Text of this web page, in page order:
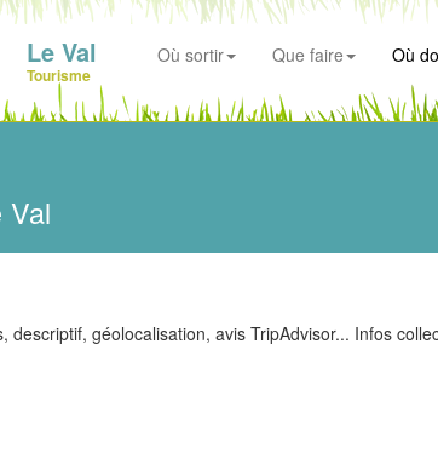
Le Val
Tourisme
Où sortir Que faire Où
Val
descriptif, géolocalisation, avis TripAdvisor... Infos